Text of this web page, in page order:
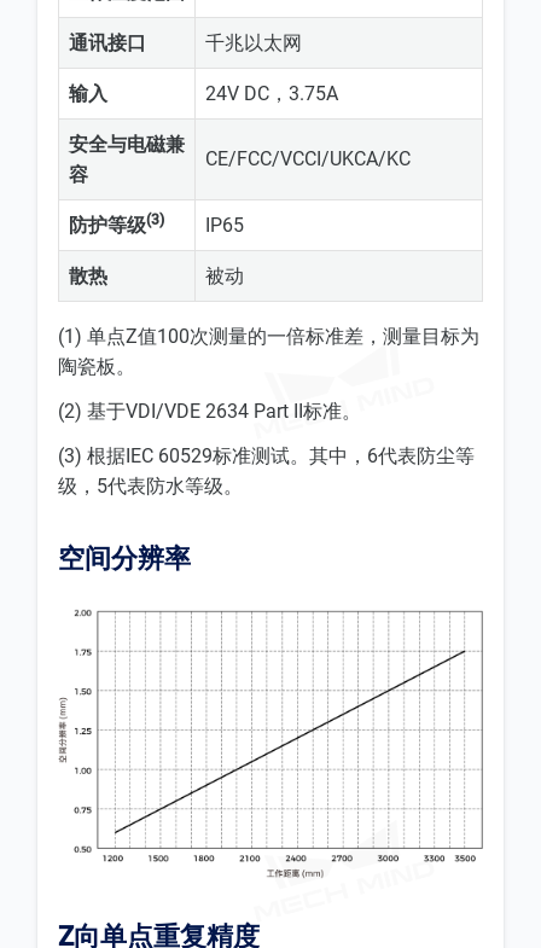
通讯接口 千兆以太网
输入 24V DC，3.75A
安全与电磁兼
容
CE/FCC/VCCI/UKCA/KC
防护等级(3) IP65
散热 被动
(1) 单点Z值100次测量的一倍标准差，测量目标为
陶瓷板。
(2) 基于VDI/VDE 2634 Part II标准。
(3) 根据IEC 60529标准测试。其中，6代表防尘等
级，5代表防水等级。
空间分辨率
Z向单点重复精度